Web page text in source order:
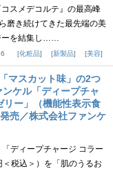
スメデコルテ』の最高峰
磨き続けてきた最先端の美
ーを結集し……
化粧品 新製品 美容
マスカット味」の2つ
ケル「ディープチャ
リー」（機能性表示食
売／株式会社ファンケ
ディープチャージ コラー
税込＞）を「肌のうるお